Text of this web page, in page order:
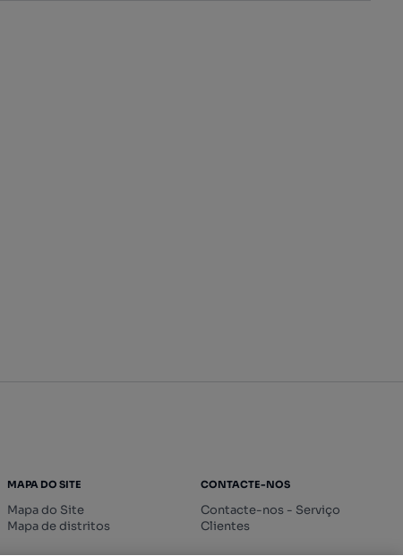
MAPA DO SITE
Mapa do Site
Mapa de distritos
CONTACTE-NOS
Contacte-nos - Serviço
Clientes